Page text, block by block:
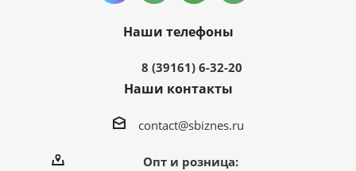
Наши телефоны
8 (39161) 6-32-20
Наши контакты
contact@sbiznes.ru
Опт и розница: